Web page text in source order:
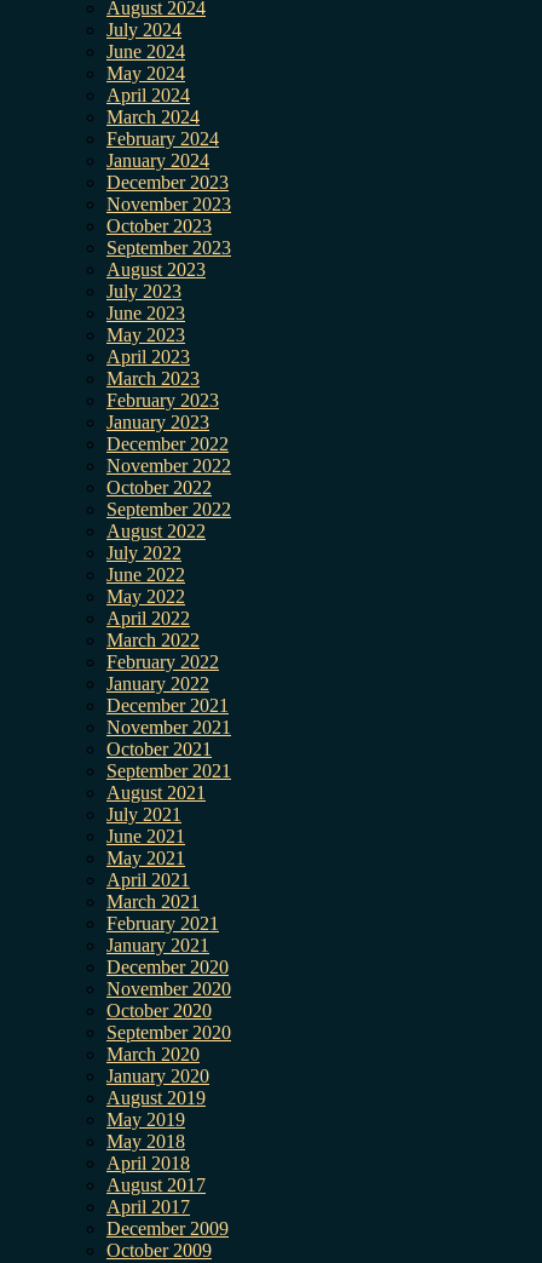
August 2024
July 2024
June 2024
May 2024
April 2024
March 2024
February 2024
January 2024
December 2023
November 2023
October 2023
September 2023
August 2023
July 2023
June 2023
May 2023
April 2023
March 2023
February 2023
January 2023
December 2022
November 2022
October 2022
September 2022
August 2022
July 2022
June 2022
May 2022
April 2022
March 2022
February 2022
January 2022
December 2021
November 2021
October 2021
September 2021
August 2021
July 2021
June 2021
May 2021
April 2021
March 2021
February 2021
January 2021
December 2020
November 2020
October 2020
September 2020
March 2020
January 2020
August 2019
May 2019
May 2018
April 2018
August 2017
April 2017
December 2009
October 2009